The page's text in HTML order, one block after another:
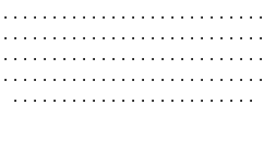
. . . . . . . . . . . . . . . . . . . . . . . . . . .
. . . . . . . . . . . . . . . . . . . . . . . . . . .
. . . . . . . . . . . . . . . . . . . . . . . . . . .
. . . . . . . . . . . . . . . . . . . . . . . . . . .
. . . . . . . . . . . . . . . . . . . . . . . . .